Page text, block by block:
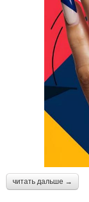
читать дальше →